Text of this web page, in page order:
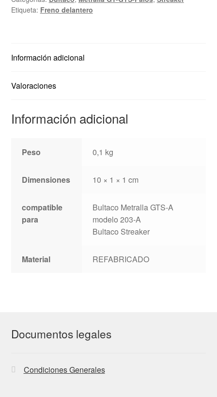
Metralla
-Etiqueta: Freno delantero
Información adicional
Valoraciones
Información adicional
Peso 0,1 kg
Dimensiones 10 × 1 × 1 cm
compatible
para
Bultaco Metralla GTS-A
modelo 203-A
Bultaco Streaker
Material REFABRICADO
Documentos legales
Condiciones Generales